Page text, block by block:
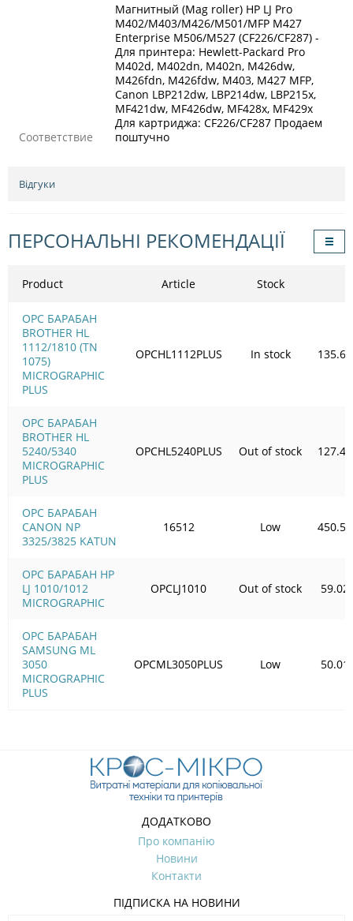
Соответствие
Магнитный (Mag roller) HP LJ Pro
M402/M403/M426/M501/MFP M427
Enterprise M506/M527 (CF226/CF287) -
Для принтера: Hewlett-Packard Pro
M402d, M402dn, M402n, M426dw,
M426fdn, M426fdw, M403, M427 MFP,
Canon LBP212dw, LBP214dw, LBP215x,
MF421dw, MF426dw, MF428x, MF429x
Для картриджа: CF226/CF287 Продаем
поштучно
Відгуки
ПЕРСОНАЛЬНІ РЕКОМЕНДАЦІЇ
Product
OPC БАРАБАН
BROTHER HL
1112/1810 (TN
1075)
MICROGRAPHIC
PLUS
OPC БАРАБАН
BROTHER HL
5240/5340
MICROGRAPHIC
PLUS
OPC БАРАБАН
CANON NP
3325/3825 KATUN
OPC БАРАБАН HP
LJ 1010/1012
MICROGRAPHIC
OPC БАРАБАН
SAMSUNG ML
3050
MICROGRAPHIC
PLUS
Article Stock
OPCHL1112PLUS In stock 135.60
OPCHL5240PLUS Out of stock 127.49
16512 Low 450.50
OPCLJ1010 Out of stock 59.02
OPCML3050PLUS Low 50.01
ДОДАТКОВО
Про компанію
Новини
Контакти
ПІДПИСКА НА НОВИНИ